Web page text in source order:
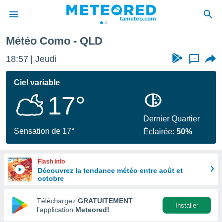
de
en
Météo Como - QLD
18:57 Jeudi ...
Ciel variable
17°
Sensation de 17°
Dernier Quartier
Éclairée:50%
Flash info
Découvrez la tendance météo entre août et
octobre
Téléchargez GRATUITEMENT
l’application Meteored!
Installer